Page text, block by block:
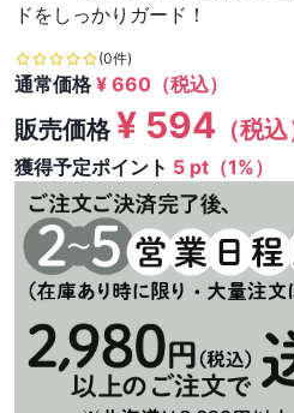
ドをしっかりガード！
(0件)
通常価格¥ 660 （税込）
販売価格¥ 594 （税込
獲得予定ポイント 5 pt（1%）